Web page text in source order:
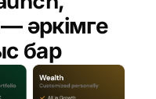
әркімге
бар